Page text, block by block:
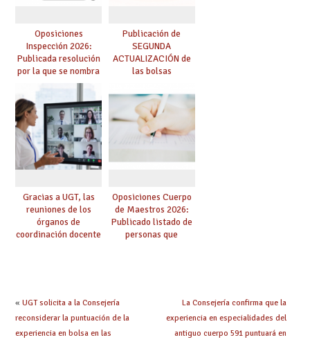
Oposiciones
Inspección 2026:
Publicada resolución
por la que se nombra
funcionarios/as en
prácticas, se regulan
dichas prácticas y se
convoca acto público
de adjudicación
Publicación de
SEGUNDA
ACTUALIZACIÓN de
las bolsas
Cuerpo de Maestros
de especialidades
convocadas a
oposición
Gracias a UGT, las
reuniones de los
órganos de
coordinación docente
centro
Oposiciones Cuerpo
de Maestros 2026:
Publicado listado de
personas que
« UGT solicita a la Consejería
reconsiderar la puntuación de la
experiencia en bolsa en las
La Consejería confirma que la
experiencia en especialidades del
antiguo cuerpo 591 puntuará en